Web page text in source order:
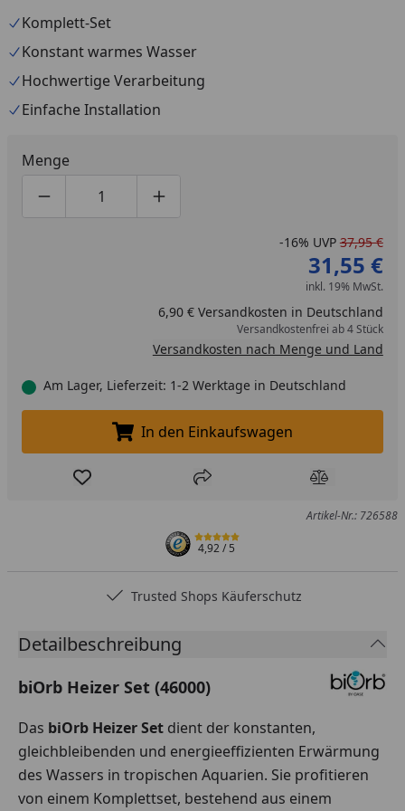
Komplett-Set
Konstant warmes Wasser
Hochwertige Verarbeitung
Einfache Installation
Menge
Produktmenge um eins verringern
Produktmenge manuell eingeben
Produktmenge um eins erhöhen
-16% UVP 37,95 €
31,55 €
inkl. 19% MwSt.
6,90 € Versandkosten in Deutschland
Versandkostenfrei ab 4 Stück
Versandkosten nach Menge und Land
Am Lager, Lieferzeit: 1-2 Werktage in Deutschland
In den Einkaufswagen legen
In den Einkaufswagen
Produkt zur Wunschliste hinzufügen
Teilen Produkt
Artikel-Nr.: 726588
4,92/ 5
Trusted Shops Käuferschutz
Detailbeschreibung
biOrb Heizer Set (46000)
Das biOrb Heizer Set dient der konstanten,
gleichbleibenden und energieeffizienten Erwärmung
des Wassers in tropischen Aquarien. Sie profitieren
von einem Komplettset, bestehend aus einem